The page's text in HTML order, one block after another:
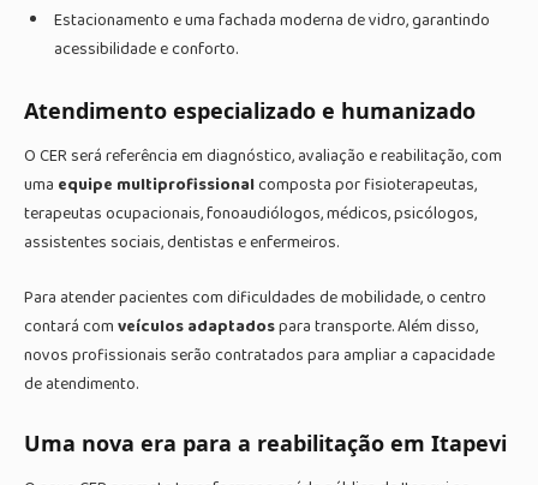
Estacionamento e uma fachada moderna de vidro, garantindo
acessibilidade e conforto.
Atendimento especializado e humanizado
O CER será referência em diagnóstico, avaliação e reabilitação, com
uma equipe multiprofissionalcomposta por fisioterapeutas,
terapeutas ocupacionais, fonoaudiólogos, médicos, psicólogos,
assistentes sociais, dentistas e enfermeiros.
Para atender pacientes com dificuldades de mobilidade, o centro
contará comveículos adaptadospara transporte. Além disso,
novos profissionais serão contratados para ampliar a capacidade
de atendimento.
Uma nova era para a reabilitação em Itapevi